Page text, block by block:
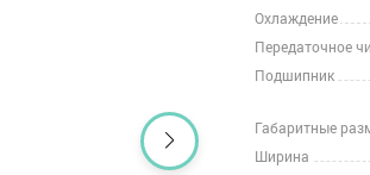
Охлаждение
Передаточное
Подшипник
Габаритные
Ширина